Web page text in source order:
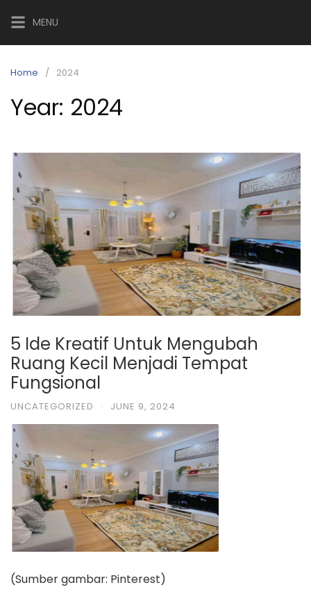
content
MENU
Home 2024
Year: 2024
5 Ide Kreatif Untuk Mengubah
Ruang Kecil Menjadi Tempat
Fungsional
UNCATEGORIZED · JUNE 9, 2024
(Sumber gambar: Pinterest)